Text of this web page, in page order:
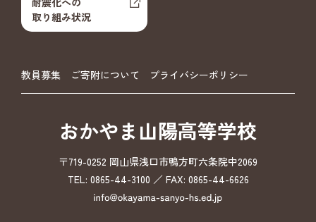
取り組み状況
教員募集 ご寄附について プライバシーポリシー
おかやま山陽高等学校
〒719-0252 岡山県浅口市鴨方町六条院中2069
TEL: 0865-44-3100 ／ FAX: 0865-44-6626